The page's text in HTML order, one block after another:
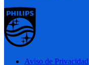
Aviso de Privacidad